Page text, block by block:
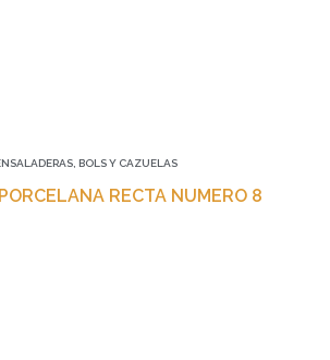
BOLS Y CAZUELAS
RECTA NUMERO 8